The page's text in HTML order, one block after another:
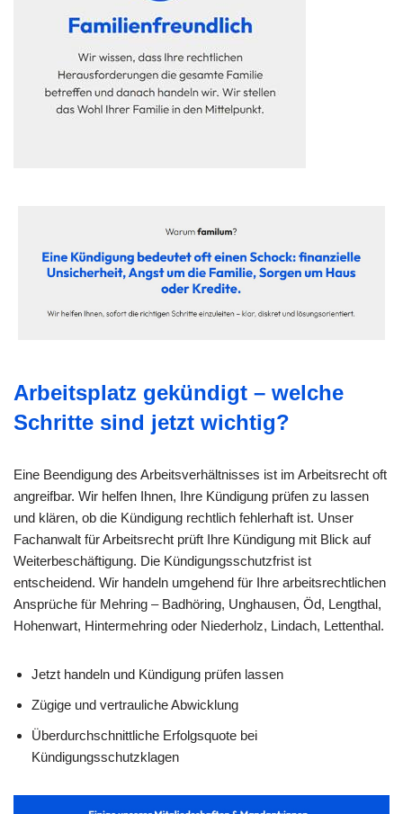
Arbeitsplatz gekündigt – welche
Schritte sind jetzt wichtig?
Eine Beendigung des Arbeitsverhältnisses ist im Arbeitsrecht oft
angreifbar. Wir helfen Ihnen, Ihre Kündigung prüfen zu lassen
und klären, ob die Kündigung rechtlich fehlerhaft ist. Unser
Fachanwalt für Arbeitsrecht prüft Ihre Kündigung mit Blick auf
Weiterbeschäftigung. Die Kündigungsschutzfrist ist
entscheidend. Wir handeln umgehend für Ihre arbeitsrechtlichen
Ansprüche für Mehring – Badhöring, Unghausen, Öd, Lengthal,
Hohenwart, Hintermehring oder Niederholz, Lindach, Lettenthal.
Jetzt handeln und Kündigung prüfen lassen
Zügige und vertrauliche Abwicklung
Überdurchschnittliche Erfolgsquote bei
Kündigungsschutzklagen